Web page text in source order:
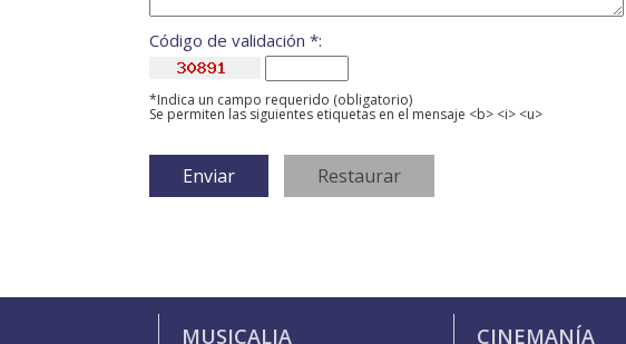
Código de validación *:
*Indica un campo requerido (obligatorio)
Se permiten las siguientes etiquetas en el mensaje <b> <i> <u>
MUSICALIA CINEMANÍA